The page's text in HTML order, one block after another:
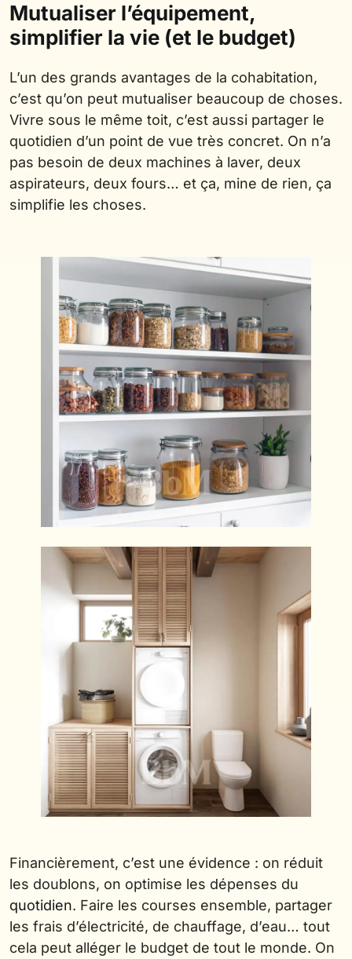
Mutualiser l’équipement,
simplifier la vie (et le budget)
L’un des grands avantages de la cohabitation,
c’est qu’on peut mutualiser beaucoup de choses.
Vivre sous le même toit, c’est aussi partager le
quotidien d’un point de vue très concret. On n’a
pas besoin de deux machines à laver, deux
aspirateurs, deux fours… et ça, mine de rien, ça
simplifie les choses.
Financièrement, c’est une évidence : on réduit
les doublons, on optimise les dépenses du
quotidien. Faire les courses ensemble, partager
les frais d’électricité, de chauffage, d’eau… tout
cela peut alléger le budget de tout le monde. On